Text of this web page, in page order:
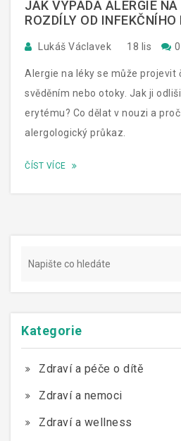
JAK VYPADÁ ALERGIE
ROZDÍLY OD INFEKČNÍHO
Lukáš Václavek 18 lis 0
Alergie na léky se může projevit
svěděním nebo otoky. Jak ji
erytému? Co dělat v nouzi a
alergologický průkaz.
ČÍST VÍCE
Kategorie
Zdraví a péče o dítě
Zdraví a nemoci
Zdraví a wellness